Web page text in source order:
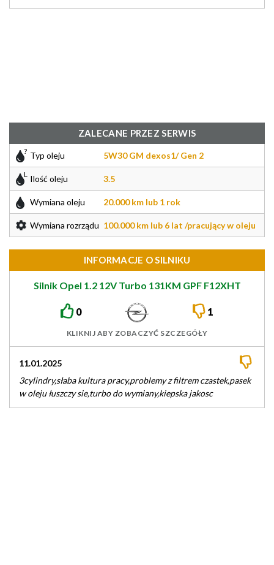
ZALECANE PRZEZ SERWIS
Typ oleju 5W30 GM dexos1/ Gen 2
Ilość oleju 3.5
Wymiana oleju 20.000 km lub 1 rok
Wymiana rozrządu 100.000 km lub 6 lat /pracujący w oleju
INFORMACJE O SILNIKU
Silnik Opel 1.2 12V Turbo 131KM GPF F12XHT
0 1
KLIKNIJ ABY ZOBACZYĆ SZCZEGÓŁY
11.01.2025
3cylindry,słaba kultura pracy,problemy z filtrem czastek,pasek
w oleju łuszczy sie,turbo do wymiany,kiepska jakosc
auta.plastki niskiej jakosci piszcza